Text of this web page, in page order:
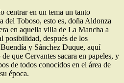
centrar en un tema un tanto
del Toboso, esto es, doña Aldonza
en aquella villa de La Mancha a
posibilidad, después de los
y Sánchez Duque, aquí
que Cervantes sacara en papeles, y
de todos conocidos en el área de
época.